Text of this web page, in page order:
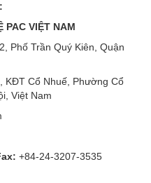
PAC VIỆT NAM
Phố Trần Quý Kiên, Quận
KĐT Cổ Nhuế, Phường Cổ
Việt Nam
+84-24-3207-3535